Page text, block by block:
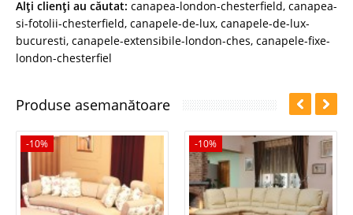
Alţi clienţi au căutat: canapea-london-chesterfield, canapea-
si-fotolii-chesterfield, canapele-de-lux, canapele-de-lux-
bucuresti, canapele-extensibile-london-ches, canapele-fixe-
london-chesterfiel
Produse asemanătoare
-10% -10%